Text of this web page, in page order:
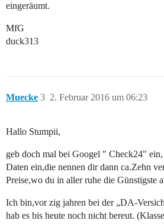
eingeräumt.
MfG
duck313
Muecke 2. Februar 2016 um 06:23
3
Hallo Stumpii,
geb doch mal bei Googel " Check24"
Daten ein,die nennen dir dann ca.Zehn
Preise,wo du in aller ruhe die Günstigste
Ich bin,vor zig jahren bei der „DA-
hab es bis heute noch nicht bereut.